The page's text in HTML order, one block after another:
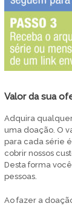
Valor da sua
Adquira
uma doação. O
para cada série
cobrir nossos
Desta forma
pessoas.
Ao fazer a